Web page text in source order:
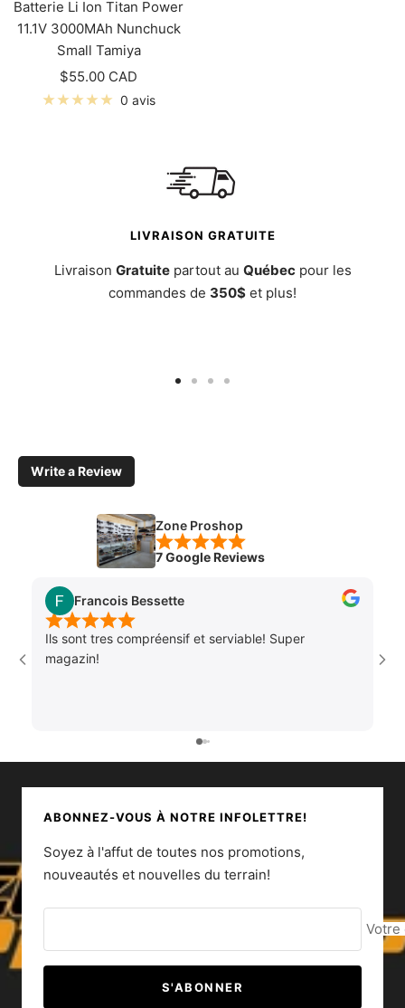
Batterie Li Ion Titan Power
11.1V 3000MAh Nunchuck
Small Tamiya
Prix
de
$55.00 CAD
0 avis
LIVRAISON GRATUITE
Livraison Gratuitepartout au Québecpour les
commandes de 350$ et plus!
Write a Review
Zone Proshop
7 Google Reviews
Francois Bessette
Ils sont tres compréensif et serviable! Super
magazin!
ABONNEZ-VOUS À NOTRE INFOLETTRE!
Soyez à l'affut de toutes nos promotions,
nouveautés et nouvelles du terrain!
Votre
S'ABONNER